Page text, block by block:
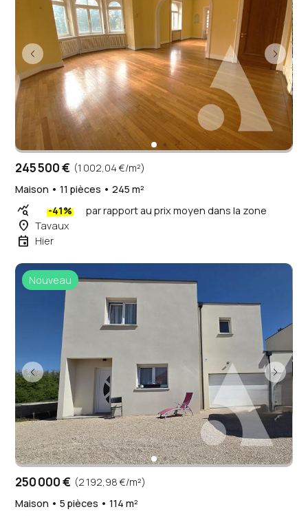
245 500 € (1 002,04 €/m²)
Maison • 11 pièces • 245 m²
query_stats -41% par rapport au prix moyen dans la zone
place Tavaux
event Hier
Nouveau
250 000 € (2 192,98 €/m²)
Maison • 5 pièces • 114 m²